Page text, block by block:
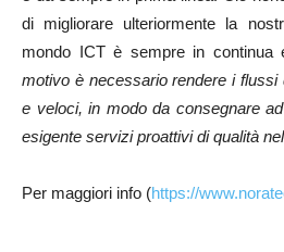
di migliorare ulteriormente la
mondo ICT è sempre in continua
motivo è necessario rendere i
e veloci, in modo da consegnare
esigente servizi proattivi di qualità
Per maggiori info (https://